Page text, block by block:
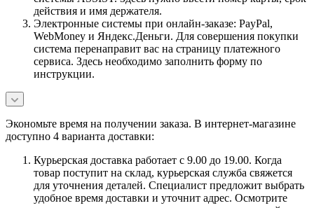
действия и имя держателя.
Электронные системы при онлайн-заказе: PayPal,
WebMoney и Яндекс.Деньги. Для совершения покупки
система перенаправит вас на страницу платежного
сервиса. Здесь необходимо заполнить форму по
инструкции.
Экономьте время на получении заказа. В интернет-магазине
доступно 4 варианта доставки:
Курьерская доставка работает с 9.00 до 19.00. Когда
товар поступит на склад, курьерская служба свяжется
для уточнения деталей. Специалист предложит выбрать
удобное время доставки и уточнит адрес. Осмотрите